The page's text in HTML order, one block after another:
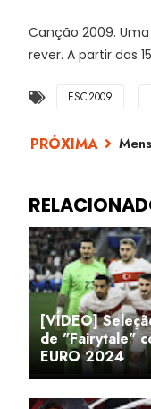
Canção 2009.
rever. A partir das
ESC2009
[VÍDEO]
de "Fairytale"
EURO 2024